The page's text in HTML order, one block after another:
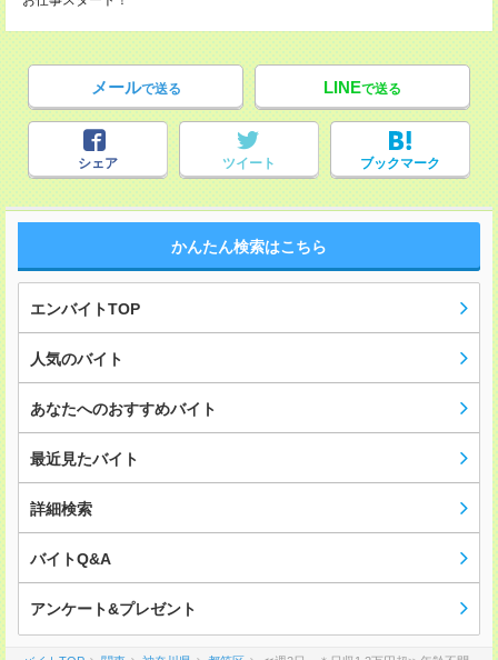
メールで送る LINEで送る
シェア ツイート ブックマーク
かんたん検索はこちら
エンバイトTOP
人気のバイト
あなたへのおすすめバイト
最近見たバイト
詳細検索
バイトQ&A
アンケート&プレゼント